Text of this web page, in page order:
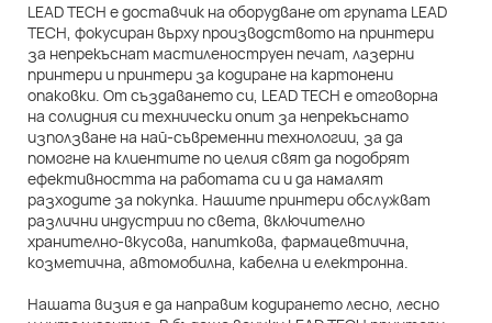
LEAD TECH е доставчик на оборудване от групата LEAD
TECH, фокусиран върху производството на принтери
за непрекъснат мастиленоструен печат, лазерни
принтери и принтери за кодиране на картонени
опаковки. От създаването си, LEAD TECH е отговорна
на солидния си технически опит за непрекъснато
използване на най-съвременни технологии, за да
помогне на клиентите по целия свят да подобрят
ефективността на работата си и да намалят
разходите за покупка. Нашите принтери обслужват
различни индустрии по света, включително
хранително-вкусова, напиткова, фармацевтична,
козметична, автомобилна, кабелна и електронна.
Нашата визия е да направим кодирането лесно, лесно